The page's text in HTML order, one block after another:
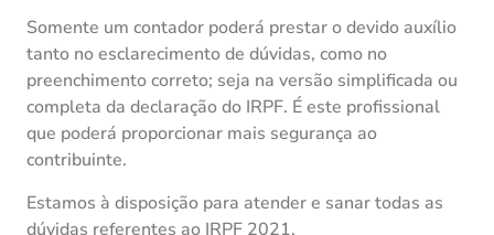
Somente um contador poderá prestar o devido auxílio
tanto no esclarecimento de dúvidas, como no
preenchimento correto; seja na versão simplificada ou
completa da declaração do IRPF. É este profissional
que poderá proporcionar mais segurança ao
contribuinte.
Estamos à disposição para atender e sanar todas as
dúvidas referentes ao IRPF 2021.